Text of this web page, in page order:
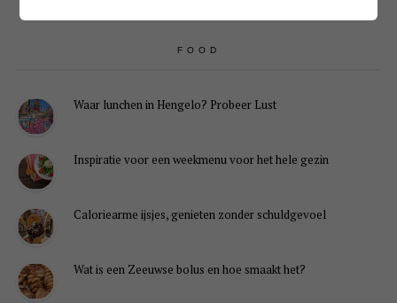
FOOD
Waar lunchen in Hengelo? Probeer Lust
Inspiratie voor een weekmenu voor het hele gezin
Caloriearme ijsjes, genieten zonder schuldgevoel
Wat is een Zeeuwse bolus en hoe smaakt het?